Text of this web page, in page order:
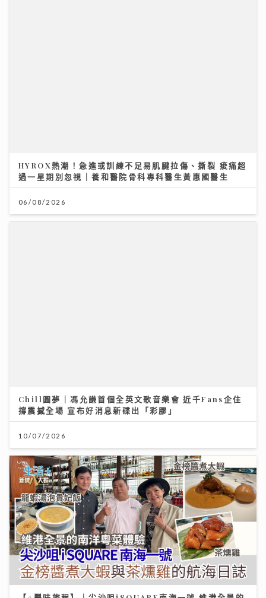
HYROX熱潮！急進或訓練不足易肌腱拉傷、撕裂 痠痛超
過一星期別忽視｜養和醫院骨科專科醫生黃惠國醫生
06/08/2026
Chill圓夢｜馮允謙首個全英文歌音樂會 近千Fans企住
撐震撼全場 宣布好消息新碟出「彩膠」
10/07/2026